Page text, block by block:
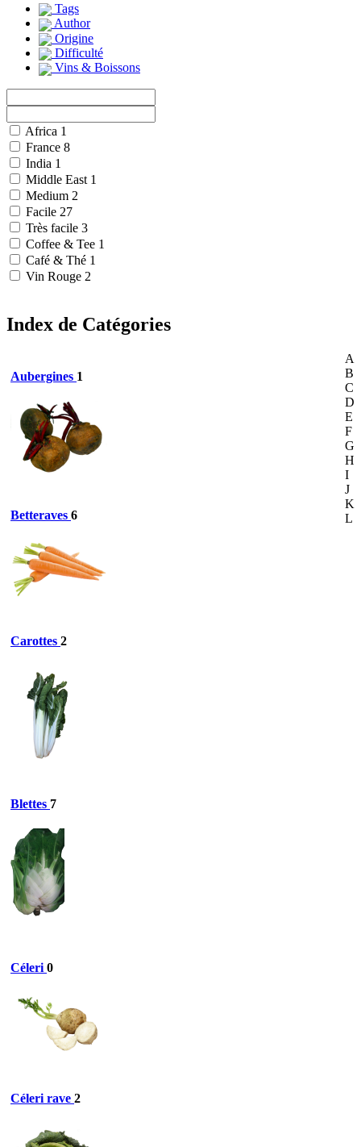
Tags
Author
Origine
Difficulté
Vins & Boissons
Africa 1
France 8
India 1
Middle East 1
Medium 2
Facile 27
Très facile 3
Coffee & Tee 1
Café & Thé 1
Vin Rouge 2
Index de Catégories
Aubergines 1
Betteraves 6
Carottes 2
Blettes 7
Céleri 0
Céleri rave 2
A
B
C
D
E
F
G
H
I
J
K
L